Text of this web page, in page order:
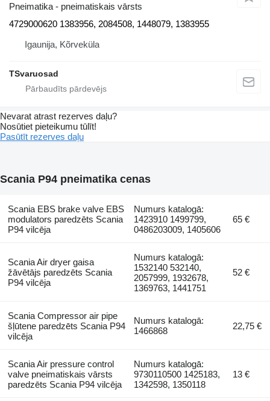
Pneimatika - pneimatiskais vārsts
4729000620 1383956, 2084508, 1448079, 1383955
Igaunija, Kõrveküla
TSvaruosad
Nevarat atrast rezerves daļu?
Nosūtiet pieteikumu tūlīt!
Pasūtīt rezerves daļu
Scania P94 pneimatika cenas
Scania EBS brake valve EBS
modulators paredzēts Scania
P94 vilcēja
Numurs katalogā:
1423910 1499799,
0486203009, 1405606
65 €
Scania Air dryer gaisa
žāvētājs paredzēts Scania
P94 vilcēja
Numurs katalogā:
1532140 532140,
2057999, 1932678,
1369763, 1441751
52 €
Scania Compressor air pipe
šļūtene paredzēts Scania P94
vilcēja
Numurs katalogā:
1466868
22,75 €
Scania Air pressure control
valve pneimatiskais vārsts
paredzēts Scania P94 vilcēja
Numurs katalogā:
9730110500 1425183,
1342598, 1350118
13 €